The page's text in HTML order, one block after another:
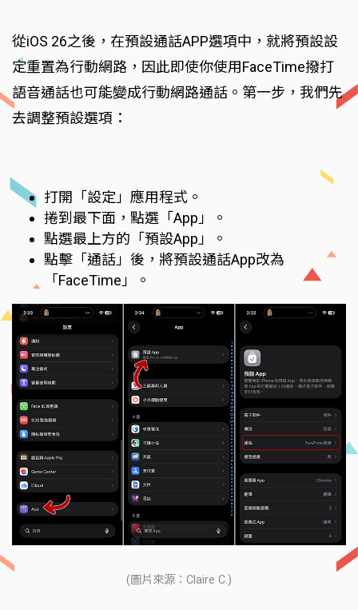
從iOS 26之後，在預設通話APP選項中，就將預設設
定重置為行動網路，因此即使你使用FaceTime撥打
語音通話也可能變成行動網路通話。第一步，我們先
去調整預設選項：
打開「設定」應用程式。
捲到最下面，點選「App」。
點選最上方的「預設App」。
點擊「通話」後，將預設通話App改為
「FaceTime」。
(圖片來源：Claire C.)